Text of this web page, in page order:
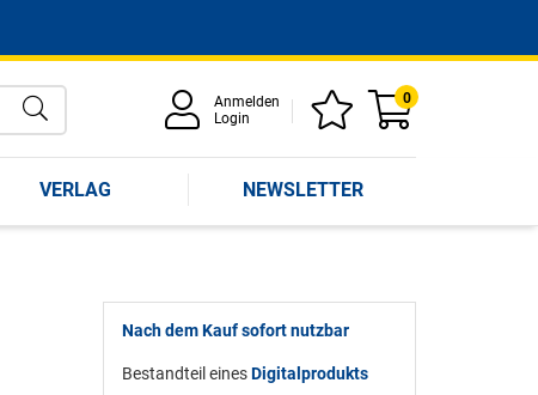
Anmelden
Login
0
VERLAG NEWSLETTER
Nach dem Kauf sofort nutzbar
Bestandteil einesDigitalprodukts